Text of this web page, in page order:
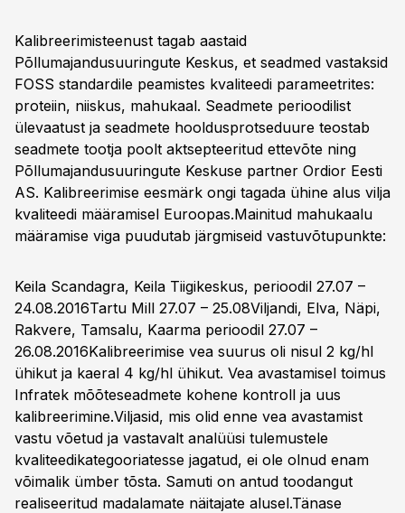
Kalibreerimisteenust tagab aastaid
Põllumajandusuuringute Keskus, et seadmed vastaksid
FOSS standardile peamistes kvaliteedi parameetrites:
proteiin, niiskus, mahukaal. Seadmete perioodilist
ülevaatust ja seadmete hooldusprotseduure teostab
seadmete tootja poolt aktsepteeritud ettevõte ning
Põllumajandusuuringute Keskuse partner Ordior Eesti
AS. Kalibreerimise eesmärk ongi tagada ühine alus vilja
kvaliteedi määramisel Euroopas.Mainitud mahukaalu
määramise viga puudutab järgmiseid vastuvõtupunkte:
Keila Scandagra, Keila Tiigikeskus, perioodil 27.07 –
24.08.2016Tartu Mill 27.07 – 25.08Viljandi, Elva, Näpi,
Rakvere, Tamsalu, Kaarma perioodil 27.07 –
26.08.2016Kalibreerimise vea suurus oli nisul 2 kg/hl
ühikut ja kaeral 4 kg/hl ühikut. Vea avastamisel toimus
Infratek mõõteseadmete kohene kontroll ja uus
kalibreerimine.Viljasid, mis olid enne vea avastamist
vastu võetud ja vastavalt analüüsi tulemustele
kvaliteedikategooriatesse jagatud, ei ole olnud enam
võimalik ümber tõsta. Samuti on antud toodangut
realiseeritud madalamate näitajate alusel.Tänase